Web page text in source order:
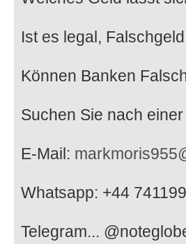
Ist es legal,
Können Banken
Suchen Sie nach
E-Mail:
Whatsapp: +44
Telegram...